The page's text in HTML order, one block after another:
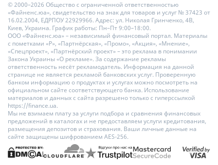
© 2000–2026 Общество с ограниченной ответственностью
«Файненс.юа», свидетельство на знак для товаров и услуг № 37423 от
16.02.2004, ЕДРПОУ 22929966. Адрес: ул. Николая Гринченко, 4В,
Киев, Украина. График работы: Пн–Пт 9:00–18:00.
ООО «Файненс.юа» – независимый финансовый портал. Материалы
с пометками «Р», «Партнёрская», «Промо», «Акция», «Мнение»,
«Спецпроект», «Партнёрский проект» – это реклама в понимании
Закона Украины «О рекламе». За содержание рекламы
ответственность несёт рекламодатель. Информация на данной
странице не является рекламой банковских услуг. Проверенную
банком информацию о продуктах и услугах можно посмотреть на
официальном сайте соответствующего банка. Использование
материалов и данных с сайта разрешено только с гиперссылкой
https://finance.ua.
Мы не взимаем плату за услуги подбора и сравнения финансовых
предложений в каталогах и не предоставляем услуги кредитования,
размещения депозитов и страхования. Ваши личные данные на
сайте защищены шифрованием AES-256.